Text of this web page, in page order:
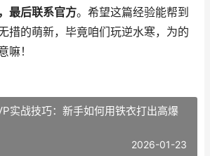
最后联系官方。希望这篇经验能帮到
措的萌新，毕竟咱们玩逆水寒，为的
嘛！
实战技巧：新手如何用铁衣打出高爆
2026-01-23